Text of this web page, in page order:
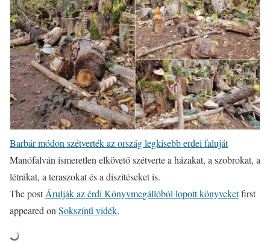
Barbár módon szétverték az ország legkisebb erdei faluját
Manófalván ismeretlen elkövető szétverte a házakat, a szobrokat, a
létrákat, a teraszokat és a díszítéseket is.
The postÁrulják az érdi Könyvmegállóból lopott könyveketfirst
appeared on Sokszínű vidék.